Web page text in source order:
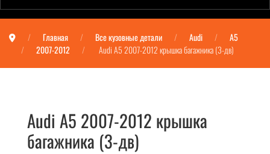
Главная Все кузовные детали Audi
A5
2007-2012
Audi A5 2007-2012 крышка багажника (3-дв)
Audi A5 2007-2012 крышка
багажника (3-дв)